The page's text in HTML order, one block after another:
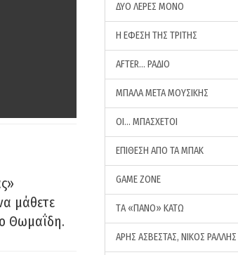
μάθετε
Θωμαΐδη.
ΔΥΟ ΛΕΡΕΣ ΜΟΝΟ
Η ΕΦΕΣΗ ΤΗΣ ΤΡΙΤΗΣ
AFTER… ΡΑΔΙΟ
ΜΠΑΛΑ ΜΕΤΑ ΜΟΥΣΙΚΗΣ
ΟΙ… ΜΠΑΣΧΕΤΟΙ
ΕΠΙΘΕΣΗ ΑΠΟ ΤΑ ΜΠΑΚ
GAME ZONE
ΤA «ΠΑΝΟ» ΚΑΤΩ
ΑΡΗΣ ΑΣΒΕΣΤΑΣ, ΝΙΚΟΣ ΡΑΛΛΗΣ